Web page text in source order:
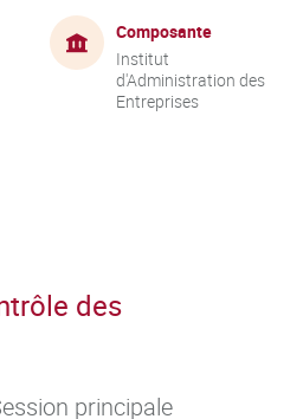
Composante
Institut
d'Administration des
Entreprises
des
principale